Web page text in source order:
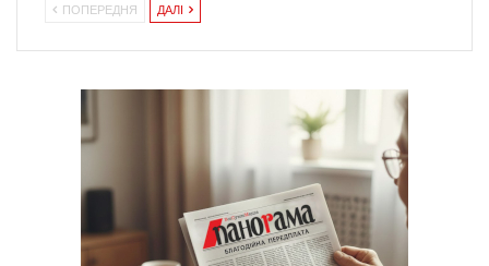
ПОПЕРЕДНЯ ДАЛІ